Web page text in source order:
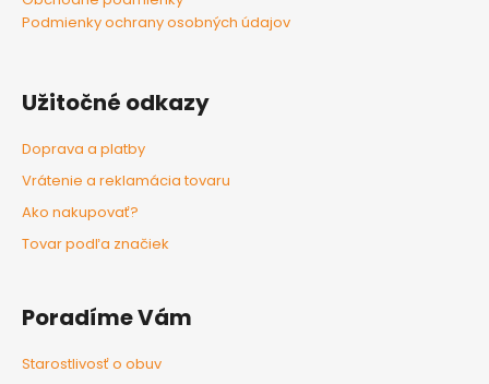
Podmienky ochrany osobných údajov
Užitočné odkazy
Doprava a platby
Vrátenie a reklamácia tovaru
Ako nakupovať?
Tovar podľa značiek
Poradíme Vám
Starostlivosť o obuv